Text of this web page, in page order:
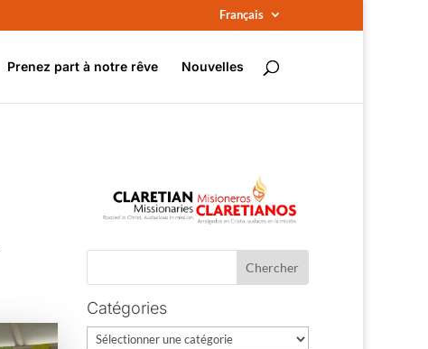
Français
Prenez part à notre rêve Nouvelles
Catégories
Catégories